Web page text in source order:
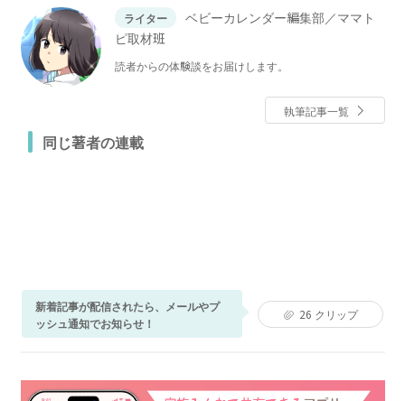
ライター
ベビーカレンダー編集部／ママト
ピ取材班
読者からの体験談をお届けします。
執筆記事一覧
同じ著者の連載
新着記事が配信されたら、メールやプ
ッシュ通知でお知らせ！
26 クリップ